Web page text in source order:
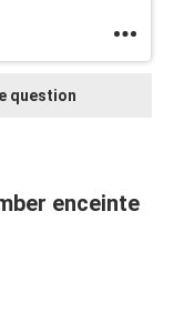
question
enceinte